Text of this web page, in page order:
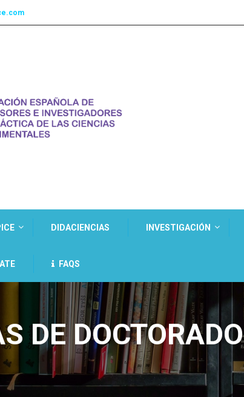
DIDACIENCIAS INVESTIGACIÓN
FAQS
DE DOCTORADO